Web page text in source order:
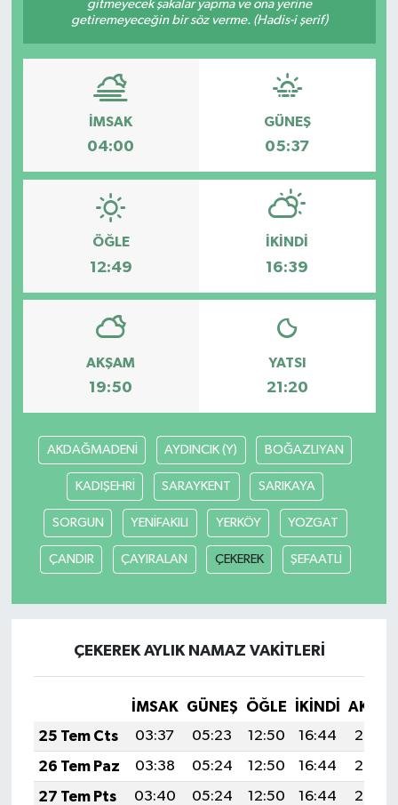
gitmeyecek şakalar yapma ve ona yerine
getiremeyeceğin bir söz verme. (Hadis-i şerif)
İMSAK
04:00
GÜNEŞ
05:37
ÖĞLE
12:49
İKINDI
16:39
AKŞAM
19:50
YATSI
21:20
AKDAĞMADENİ AYDINCIK (Y) BOĞAZLIYAN
KADIŞEHRİ SARAYKENT SARIKAYA
SORGUN YENİFAKILI YERKÖY YOZGAT
ÇANDIR ÇAYIRALAN ÇEKEREK ŞEFAATLİ
ÇEKEREK AYLIK NAMAZ VAKITLERI
İMSAK GÜNEŞ ÖĞLE İKINDI
25 Tem Cts
03:37 05:23 12:50 16:44
20:07
26 Tem Paz
03:38 05:24 12:50 16:44
20:06
27 Tem Pts
03:40 05:24 12:50 16:44
20:05